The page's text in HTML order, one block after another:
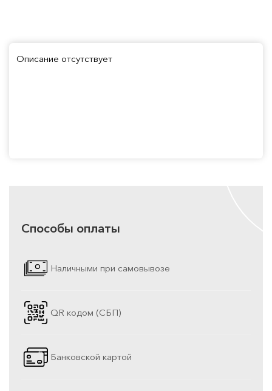
Описание отсутствует
Способы оплаты
Наличными при самовывозе
QR кодом (СБП)
Банковской картой